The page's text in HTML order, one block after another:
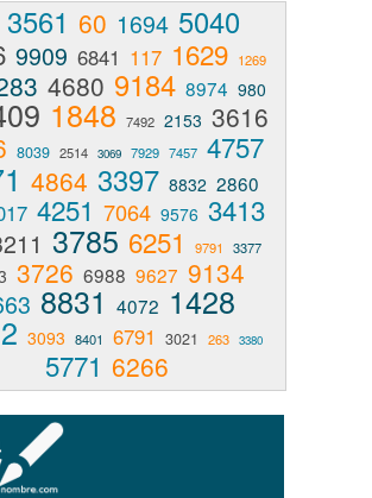
3561 60 1694 5040
9909 6841 117 1629 1269
4680 9184 8974 980
1848 7492 2153 3616
8039 2514 3069 7929 7457 4757
4864 3397 8832 2860
4251 7064 9576 3413
3785 6251 9791 3377
3726 6988 9627 9134
8831 4072 1428
3093 8401 6791 3021 263 3380
5771 6266